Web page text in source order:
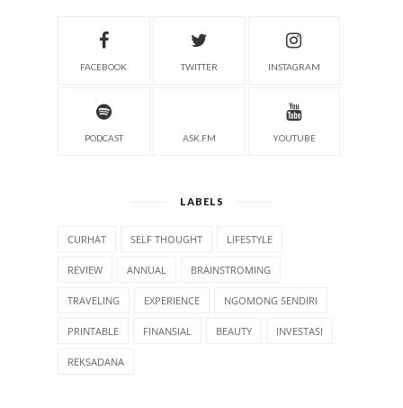
FACEBOOK TWITTER INSTAGRAM
PODCAST ASK.FM YOUTUBE
LABELS
CURHAT SELF THOUGHT LIFESTYLE
REVIEW ANNUAL BRAINSTROMING
TRAVELING EXPERIENCE NGOMONG SENDIRI
PRINTABLE FINANSIAL BEAUTY INVESTASI
REKSADANA